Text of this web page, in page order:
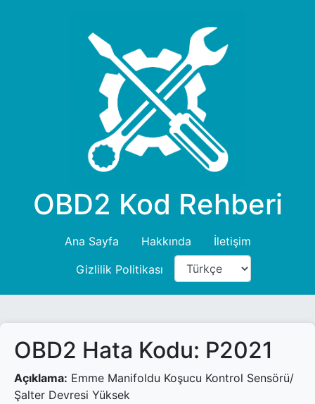
OBD2 Kod Rehberi
Ana Sayfa Hakkında
İletişim
Gizlilik Politikası
OBD2 Hata Kodu: P2021
Açıklama: Emme Manifoldu Koşucu Kontrol Sensörü/
Şalter Devresi Yüksek